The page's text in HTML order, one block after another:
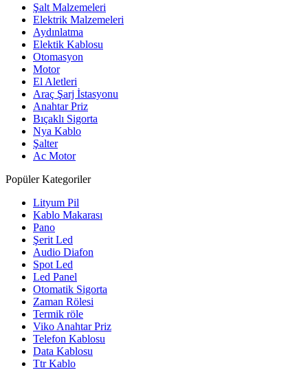
Şalt Malzemeleri
Elektrik Malzemeleri
Aydınlatma
Elektik Kablosu
Otomasyon
Motor
El Aletleri
Araç Şarj İstasyonu
Anahtar Priz
Bıçaklı Sigorta
Nya Kablo
Şalter
Ac Motor
Popüler Kategoriler
Lityum Pil
Kablo Makarası
Pano
Şerit Led
Audio Diafon
Spot Led
Led Panel
Otomatik Sigorta
Zaman Rölesi
Termik röle
Viko Anahtar Priz
Telefon Kablosu
Data Kablosu
Ttr Kablo